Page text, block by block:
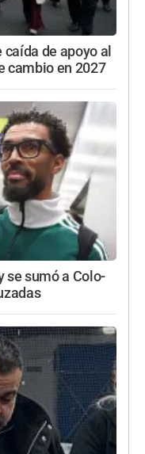
de apoyo al
cambio en 2027
se sumó a Colo-